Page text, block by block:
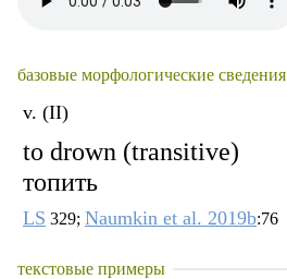
базовые морфологические сведения
v. (II)
to drown (transitive)
топить
LS 329; Naumkin et al. 2019b:76
текстовые примеры